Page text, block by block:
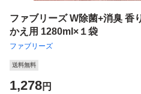
ファブリーズ W除菌+消臭 香
かえ用 1280ml×１袋
ファブリーズ
送料無料
1,278円